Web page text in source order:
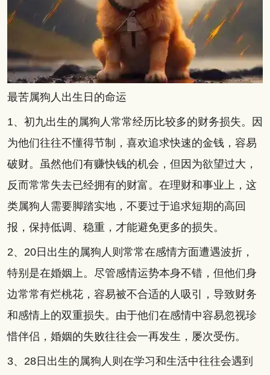
最苦属狗人出生日的命运
1、初九出生的属狗人常常经历比较多的财务损失。因
为他们往往不懂得节制，喜欢追求快速的金钱，容易
破财。虽然他们有赚快钱的机会，但因为欲望过大，
反而常常失去已经拥有的财富。在理财和事业上，这
类属狗人需要脚踏实地，不要过于追求短期的高回
报，保持低调、稳重，才能避免更多的损失。
2、20日出生的属狗人则常常在感情方面遭遇波折，
特别是在婚姻上。尽管感情运势本身不错，但他们身
边常常有烂桃花，容易被不合适的人吸引，导致财务
和感情上的双重损失。由于他们在感情中容易忽视珍
惜伴侣，婚姻的失败往往会一再发生，屡次受伤。
3、28日出生的属狗人则在学习和生活中往往会遇到